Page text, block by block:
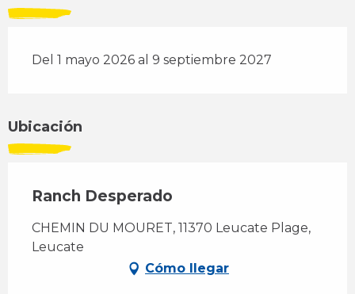
Del 1 mayo 2026 al 9 septiembre 2027
Ubicación
Ranch Desperado
CHEMIN DU MOURET, 11370 Leucate Plage,
Leucate
Cómo llegar